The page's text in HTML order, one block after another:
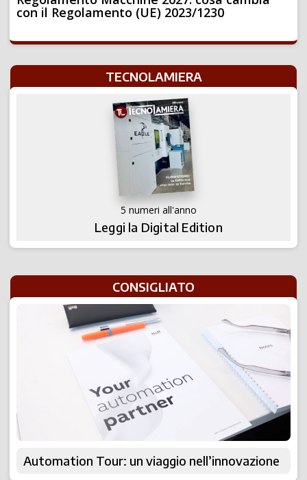
con il Regolamento (UE) 2023/1230
TECNOLAMIERA
5 numeri all'anno
Leggi la Digital Edition
CONSIGLIATO
Automation Tour: un viaggio nell’innovazione